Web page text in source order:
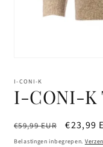
openen
modaal
I-CONI-K
I-CONI-K
Normale
prijs
€59,99 EUR €23,99
Belastingen inbegrepen.